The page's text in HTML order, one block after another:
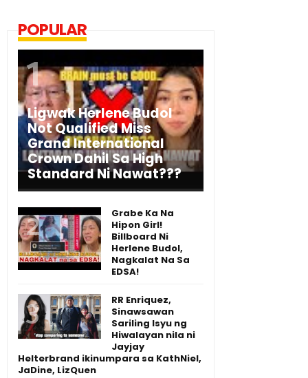
POPULAR
Ligwak Herlene Budol
Not Qualified Miss
Grand International
Crown Dahil Sa High
Standard Ni Nawat???
Grabe Ka Na
Hipon Girl!
Billboard Ni
Herlene Budol,
Nagkalat Na Sa
EDSA!
RR Enriquez,
Sinawsawan
Sariling Isyu ng
Hiwalayan nila ni
Jayjay
Helterbrand ikinumpara sa KathNiel,
JaDine, LizQuen